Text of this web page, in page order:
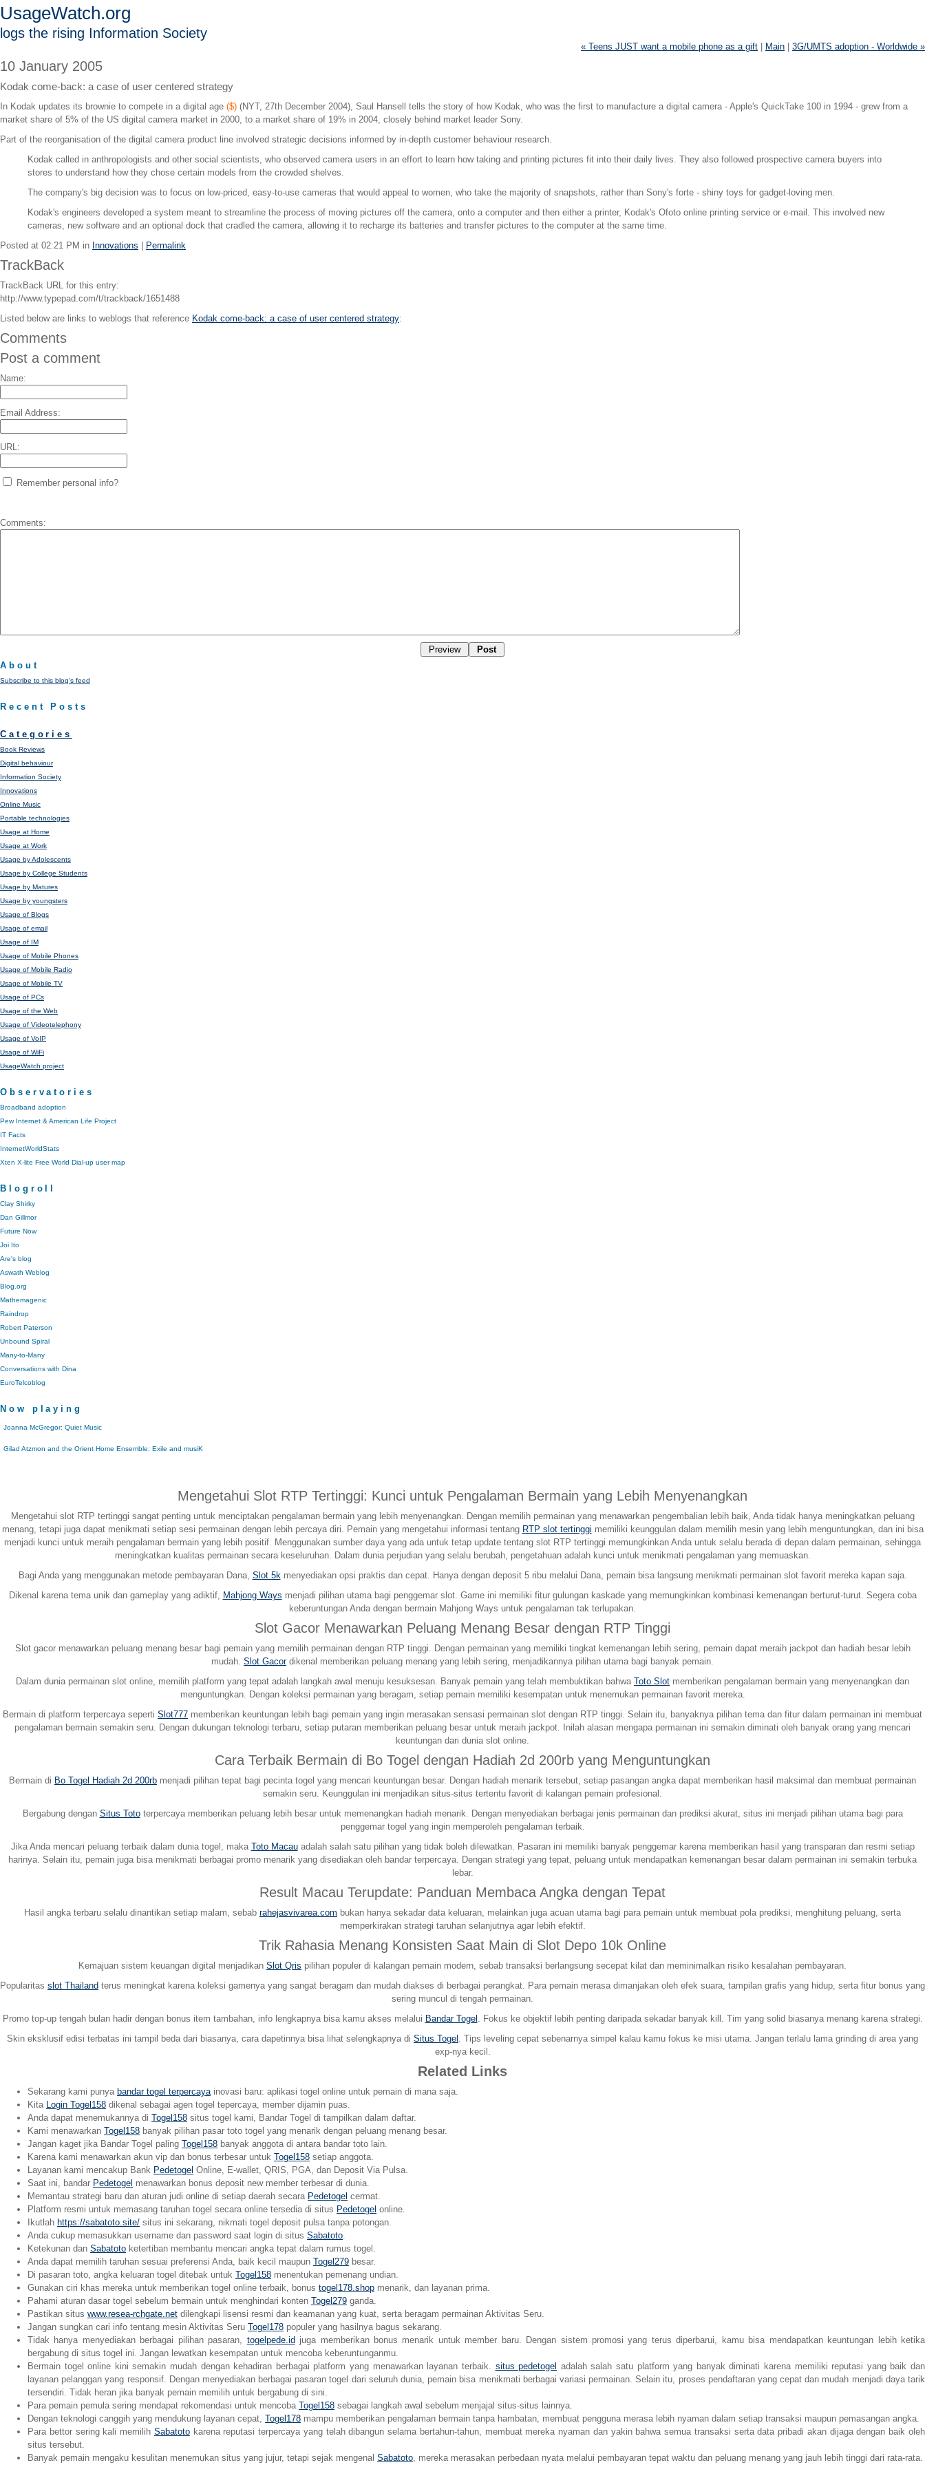
UsageWatch.org
logs the rising Information Society
« Teens JUST want a mobile phone as a gift Main 3G/UMTS adoption - Worldwide »
10 January 2005
Kodak come-back: a case of user centered strategy
In Kodak updates its brownie to compete in a digital age ($) (NYT, 27th December 2004), Saul Hansell tells the story of how Kodak, who was the first to manufacture a digital camera - Apple's QuickTake 100 in 1994 - grew from a
market share of 5% of the US digital camera market in 2000, to a market share of 19% in 2004, closely behind market leader Sony.
Part of the reorganisation of the digital camera product line involved strategic decisions informed by in-depth customer behaviour research.
Kodak called in anthropologists and other social scientists, who observed camera users in an effort to learn how taking and printing pictures fit into their daily lives. They also followed prospective camera buyers into
stores to understand how they chose certain models from the crowded shelves.
The company's big decision was to focus on low-priced, easy-to-use cameras that would appeal to women, who take the majority of snapshots, rather than Sony's forte - shiny toys for gadget-loving men.
Kodak's engineers developed a system meant to streamline the process of moving pictures off the camera, onto a computer and then either a printer, Kodak's Ofoto online printing service or e-mail. This involved new
cameras, new software and an optional dock that cradled the camera, allowing it to recharge its batteries and transfer pictures to the computer at the same time.
Posted at 02:21 PM in Innovations Permalink
TrackBack
TrackBack URL for this entry:
http://www.typepad.com/t/trackback/1651488
Listed below are links to weblogs that reference Kodak come-back: a case of user centered strategy:
Comments
Post a comment
Name:
Email Address:
URL:
Remember personal info?
Comments:
About
Subscribe to this blog's feed
Recent Posts
Categories
Book Reviews
Digital behaviour
Information Society
Innovations
Online Music
Portable technologies
Usage at Home
Usage at Work
Usage by Adolescents
Usage by College Students
Usage by Matures
Usage by youngsters
Usage of Blogs
Usage of email
Usage of IM
Usage of Mobile Phones
Usage of Mobile Radio
Usage of Mobile TV
Usage of PCs
Usage of the Web
Usage of Videotelephony
Usage of VoIP
Usage of WiFi
UsageWatch project
Observatories
Broadband adoption
Pew Internet & American Life Project
IT Facts
InternetWorldStats
Xten X-lite Free World Dial-up user map
Blogroll
Clay Shirky
Dan Gillmor
Future Now
Joi Ito
Are's blog
Aswath Weblog
Blog.org
Mathemagenic
Raindrop
Robert Paterson
Unbound Spiral
Many-to-Many
Conversations with Dina
EuroTelcoblog
Now playing
Joanna McGregor: Quiet Music
Gilad Atzmon and the Orient Home Ensemble: Exile and musiK
Mengetahui Slot RTP Tertinggi: Kunci untuk Pengalaman Bermain yang Lebih Menyenangkan
Mengetahui slot RTP tertinggi sangat penting untuk menciptakan pengalaman bermain yang lebih menyenangkan. Dengan memilih permainan yang menawarkan pengembalian lebih baik, Anda tidak hanya meningkatkan peluang
menang, tetapi juga dapat menikmati setiap sesi permainan dengan lebih percaya diri. Pemain yang mengetahui informasi tentang RTP slot tertinggi memiliki keunggulan dalam memilih mesin yang lebih menguntungkan, dan ini bisa
menjadi kunci untuk meraih pengalaman bermain yang lebih positif. Menggunakan sumber daya yang ada untuk tetap update tentang slot RTP tertinggi memungkinkan Anda untuk selalu berada di depan dalam permainan, sehingga
meningkatkan kualitas permainan secara keseluruhan. Dalam dunia perjudian yang selalu berubah, pengetahuan adalah kunci untuk menikmati pengalaman yang memuaskan.
Bagi Anda yang menggunakan metode pembayaran Dana, Slot 5k menyediakan opsi praktis dan cepat. Hanya dengan deposit 5 ribu melalui Dana, pemain bisa langsung menikmati permainan slot favorit mereka kapan saja.
Dikenal karena tema unik dan gameplay yang adiktif, Mahjong Ways menjadi pilihan utama bagi penggemar slot. Game ini memiliki fitur gulungan kaskade yang memungkinkan kombinasi kemenangan berturut-turut. Segera coba
keberuntungan Anda dengan bermain Mahjong Ways untuk pengalaman tak terlupakan.
Slot Gacor Menawarkan Peluang Menang Besar dengan RTP Tinggi
Slot gacor menawarkan peluang menang besar bagi pemain yang memilih permainan dengan RTP tinggi. Dengan permainan yang memiliki tingkat kemenangan lebih sering, pemain dapat meraih jackpot dan hadiah besar lebih
mudah. Slot Gacordikenal memberikan peluang menang yang lebih sering, menjadikannya pilihan utama bagi banyak pemain.
Dalam dunia permainan slot online, memilih platform yang tepat adalah langkah awal menuju kesuksesan. Banyak pemain yang telah membuktikan bahwa Toto Slot memberikan pengalaman bermain yang menyenangkan dan
menguntungkan. Dengan koleksi permainan yang beragam, setiap pemain memiliki kesempatan untuk menemukan permainan favorit mereka.
Bermain di platform terpercaya seperti Slot777 memberikan keuntungan lebih bagi pemain yang ingin merasakan sensasi permainan slot dengan RTP tinggi. Selain itu, banyaknya pilihan tema dan fitur dalam permainan ini membuat
pengalaman bermain semakin seru. Dengan dukungan teknologi terbaru, setiap putaran memberikan peluang besar untuk meraih jackpot. Inilah alasan mengapa permainan ini semakin diminati oleh banyak orang yang mencari
keuntungan dari dunia slot online.
Cara Terbaik Bermain di Bo Togel dengan Hadiah 2d 200rb yang Menguntungkan
Bermain di Bo Togel Hadiah 2d 200rb menjadi pilihan tepat bagi pecinta togel yang mencari keuntungan besar. Dengan hadiah menarik tersebut, setiap pasangan angka dapat memberikan hasil maksimal dan membuat permainan
semakin seru. Keunggulan ini menjadikan situs-situs tertentu favorit di kalangan pemain profesional.
Bergabung dengan Situs Tototerpercaya memberikan peluang lebih besar untuk memenangkan hadiah menarik. Dengan menyediakan berbagai jenis permainan dan prediksi akurat, situs ini menjadi pilihan utama bagi para
penggemar togel yang ingin memperoleh pengalaman terbaik.
Jika Anda mencari peluang terbaik dalam dunia togel, maka Toto Macauadalah salah satu pilihan yang tidak boleh dilewatkan. Pasaran ini memiliki banyak penggemar karena memberikan hasil yang transparan dan resmi setiap
harinya. Selain itu, pemain juga bisa menikmati berbagai promo menarik yang disediakan oleh bandar terpercaya. Dengan strategi yang tepat, peluang untuk mendapatkan kemenangan besar dalam permainan ini semakin terbuka
lebar.
Result Macau Terupdate: Panduan Membaca Angka dengan Tepat
Hasil angka terbaru selalu dinantikan setiap malam, sebab rahejasvivarea.com bukan hanya sekadar data keluaran, melainkan juga acuan utama bagi para pemain untuk membuat pola prediksi, menghitung peluang, serta
memperkirakan strategi taruhan selanjutnya agar lebih efektif.
Trik Rahasia Menang Konsisten Saat Main di Slot Depo 10k Online
Kemajuan sistem keuangan digital menjadikan Slot Qris pilihan populer di kalangan pemain modern, sebab transaksi berlangsung secepat kilat dan meminimalkan risiko kesalahan pembayaran.
Popularitas slot Thailand terus meningkat karena koleksi gamenya yang sangat beragam dan mudah diakses di berbagai perangkat. Para pemain merasa dimanjakan oleh efek suara, tampilan grafis yang hidup, serta fitur bonus yang
sering muncul di tengah permainan.
Promo top-up tengah bulan hadir dengan bonus item tambahan, info lengkapnya bisa kamu akses melalui Bandar Togel . Fokus ke objektif lebih penting daripada sekadar banyak kill. Tim yang solid biasanya menang karena strategi.
Skin eksklusif edisi terbatas ini tampil beda dari biasanya, cara dapetinnya bisa lihat selengkapnya di Situs Togel . Tips leveling cepat sebenarnya simpel kalau kamu fokus ke misi utama. Jangan terlalu lama grinding di area yang
exp-nya kecil.
Related Links
Sekarang kami punya bandar togel terpercaya inovasi baru: aplikasi togel online untuk pemain di mana saja.
Kita Login Togel158 dikenal sebagai agen togel tepercaya, member dijamin puas.
Anda dapat menemukannya di Togel158 situs togel kami, Bandar Togel di tampilkan dalam daftar.
Kami menawarkan Togel158 banyak pilihan pasar toto togel yang menarik dengan peluang menang besar.
Jangan kaget jika Bandar Togel paling Togel158 banyak anggota di antara bandar toto lain.
Karena kami menawarkan akun vip dan bonus terbesar untuk Togel158 setiap anggota.
Layanan kami mencakup Bank Pedetogel Online, E-wallet, QRIS, PGA, dan Deposit Via Pulsa.
Saat ini, bandar Pedetogel menawarkan bonus deposit new member terbesar di dunia.
Memantau strategi baru dan aturan judi online di setiap daerah secara Pedetogel cermat.
Platform resmi untuk memasang taruhan togel secara online tersedia di situs Pedetogel online.
Ikutlah https://sabatoto.site/ situs ini sekarang, nikmati togel deposit pulsa tanpa potongan.
Anda cukup memasukkan username dan password saat login di situs Sabatoto
Ketekunan dan Sabatoto ketertiban membantu mencari angka tepat dalam rumus togel.
Anda dapat memilih taruhan sesuai preferensi Anda, baik kecil maupun Togel279 besar.
Di pasaran toto, angka keluaran togel ditebak untuk Togel158 menentukan pemenang undian.
Gunakan ciri khas mereka untuk memberikan togel online terbaik, bonus togel178.shop menarik, dan layanan prima.
Pahami aturan dasar togel sebelum bermain untuk menghindari konten Togel279 ganda.
Pastikan situs www.resea-rchgate.net dilengkapi lisensi resmi dan keamanan yang kuat, serta beragam permainan Aktivitas Seru.
Jangan sungkan cari info tentang mesin Aktivitas Seru Togel178 populer yang hasilnya bagus sekarang.
Tidak hanya menyediakan berbagai pilihan pasaran, togelpede.idjuga memberikan bonus menarik untuk member baru. Dengan sistem promosi yang terus diperbarui, kamu bisa mendapatkan keuntungan lebih ketika
bergabung di situs togel ini. Jangan lewatkan kesempatan untuk mencoba keberuntunganmu.
Bermain togel online kini semakin mudah dengan kehadiran berbagai platform yang menawarkan layanan terbaik. situs pedetogel adalah salah satu platform yang banyak diminati karena memiliki reputasi yang baik dan
layanan pelanggan yang responsif. Dengan menyediakan berbagai pasaran togel dari seluruh dunia, pemain bisa menikmati berbagai variasi permainan. Selain itu, proses pendaftaran yang cepat dan mudah menjadi daya tarik
tersendiri. Tidak heran jika banyak pemain memilih untuk bergabung di sini.
Para pemain pemula sering mendapat rekomendasi untuk mencoba Togel158 sebagai langkah awal sebelum menjajal situs-situs lainnya.
Dengan teknologi canggih yang mendukung layanan cepat, Togel178 mampu memberikan pengalaman bermain tanpa hambatan, membuat pengguna merasa lebih nyaman dalam setiap transaksi maupun pemasangan angka.
Para bettor sering kali memilih Sabatotokarena reputasi terpercaya yang telah dibangun selama bertahun-tahun, membuat mereka nyaman dan yakin bahwa semua transaksi serta data pribadi akan dijaga dengan baik oleh
situs tersebut.
Banyak pemain mengaku kesulitan menemukan situs yang jujur, tetapi sejak mengenal Sabatoto , mereka merasakan perbedaan nyata melalui pembayaran tepat waktu dan peluang menang yang jauh lebih tinggi dari rata-rata.